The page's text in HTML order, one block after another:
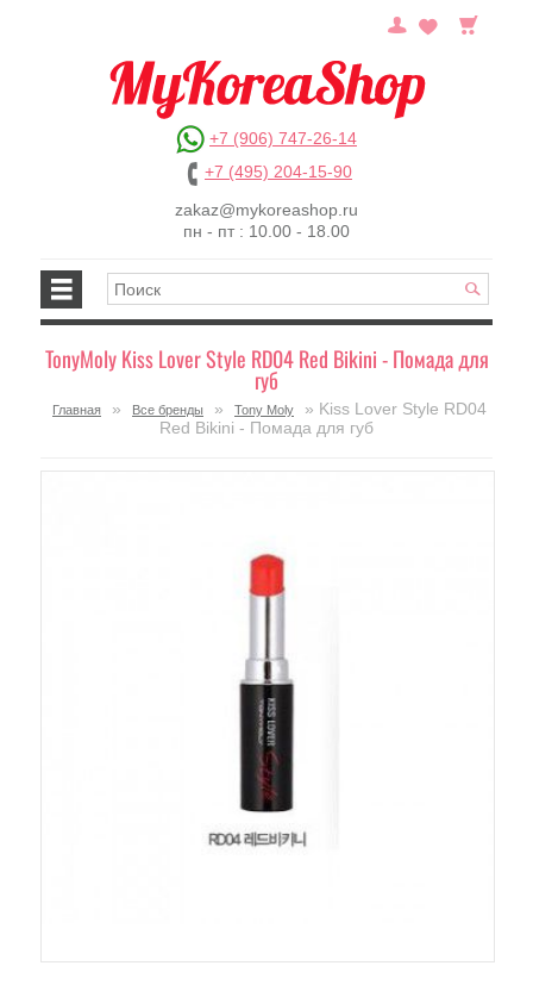
+7 (906) 747-26-14
+7 (495) 204-15-90
zakaz@mykoreashop.ru
пн - пт : 10.00 - 18.00
TonyMoly Kiss Lover Style RD04 Red Bikini - Помада для
губ
Главная » Все бренды » Tony Moly
» Kiss Lover Style RD04
Red Bikini - Помада для губ